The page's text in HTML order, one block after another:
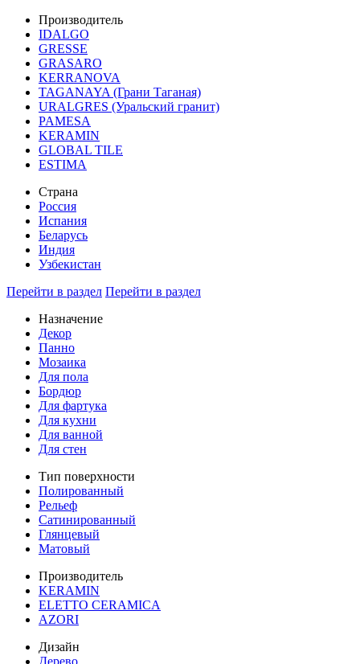
Производитель
IDALGO
GRESSE
GRASARO
KERRANOVA
TAGANAYA (Грани Таганая)
URALGRES (Уральский гранит)
PAMESA
KERAMIN
GLOBAL TILE
ESTIMA
Страна
Россия
Испания
Беларусь
Индия
Узбекистан
Перейти в раздел Перейти в раздел
Назначение
Декор
Панно
Мозаика
Для пола
Бордюр
Для фартука
Для кухни
Для ванной
Для стен
Тип поверхности
Полированный
Рельеф
Сатинированный
Глянцевый
Матовый
Производитель
KERAMIN
ELETTO CERAMICA
AZORI
Дизайн
Дерево